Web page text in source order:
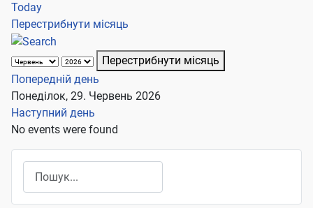
Today
Перестрибнути місяць
Перестрибнути місяць
Попередній день
Понеділок, 29. Червень 2026
Наступний день
No events were found